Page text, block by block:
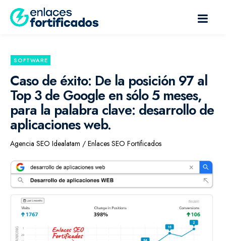
SOFTWARE
Caso de éxito: De la posición 97 al
Top 3 de Google en sólo 5 meses,
para la palabra clave: desarrollo de
aplicaciones web.
Agencia SEO Idealatam / Enlaces SEO Fortificados